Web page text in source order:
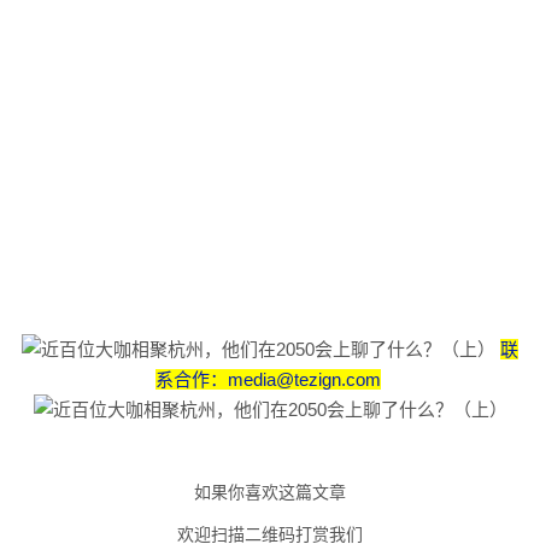
联
系合作：media@tezign.com
如果你喜欢这篇文章
欢迎扫描二维码打赏我们